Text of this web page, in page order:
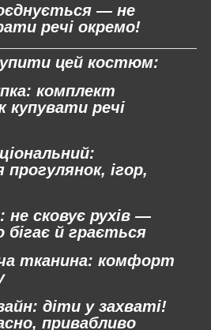
— не
речі окремо!
цей костюм:
комплект
купувати речі
ігор,
не сковує рухів —
бігає й грається
тканина: комфорт
діти у захваті!
привабливо